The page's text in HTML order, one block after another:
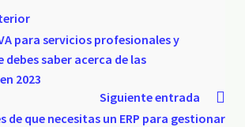
para servicios profesionales y
debes saber acerca de las
2023
Siguiente entrada
de que necesitas un ERP para gestionar